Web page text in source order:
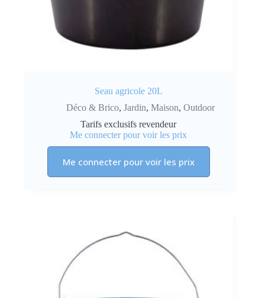
Seau agricole 20L
Déco & Brico, Jardin, Maison, Outdoor
Tarifs exclusifs revendeur
Me connecter pour voir les prix
Me connecter pour voir les prix